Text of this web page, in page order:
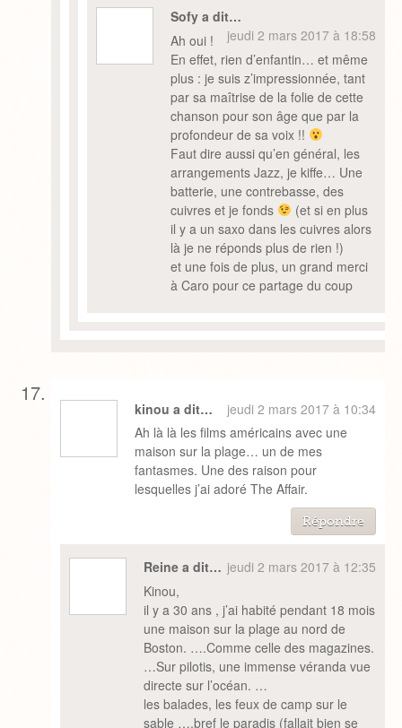
Sofy a dit…
jeudi 2 mars 2017 à 18:58
Ah oui !
En effet, rien d’enfantin… et même
plus : je suis z’impressionnée, tant
par sa maîtrise de la folie de cette
chanson pour son âge que par la
profondeur de sa voix !!
Faut dire aussi qu’en général, les
arrangements Jazz, je kiffe… Une
batterie, une contrebasse, des
cuivres et je fonds
(et si en plus
il y a un saxo dans les cuivres alors
là je ne réponds plus de rien !)
et une fois de plus, un grand merci
à Caro pour ce partage du coup
kinou a dit…
jeudi 2 mars 2017 à 10:34
Ah là là les films américains avec une
maison sur la plage… un de mes
fantasmes. Une des raison pour
lesquelles j’ai adoré The Affair.
Répondre
Reine a dit… jeudi 2 mars 2017 à 12:35
Kinou,
il y a 30 ans , j’ai habité pendant 18 mois
une maison sur la plage au nord de
Boston. ….Comme celle des magazines.
…Sur pilotis, une immense véranda vue
directe sur l’océan. …
les balades, les feux de camp sur le
sable ….bref le paradis (fallait bien se